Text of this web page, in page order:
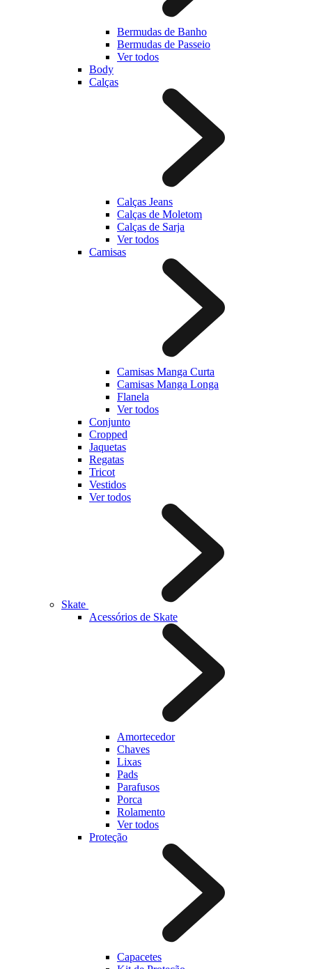
Bermudas de Banho
Bermudas de Passeio
Ver todos
Body
Calças
Calças Jeans
Calças de Moletom
Calças de Sarja
Ver todos
Camisas
Camisas Manga Curta
Camisas Manga Longa
Flanela
Ver todos
Conjunto
Cropped
Jaquetas
Regatas
Tricot
Vestidos
Ver todos
Skate
Acessórios de Skate
Amortecedor
Chaves
Lixas
Pads
Parafusos
Porca
Rolamento
Ver todos
Proteção
Capacetes